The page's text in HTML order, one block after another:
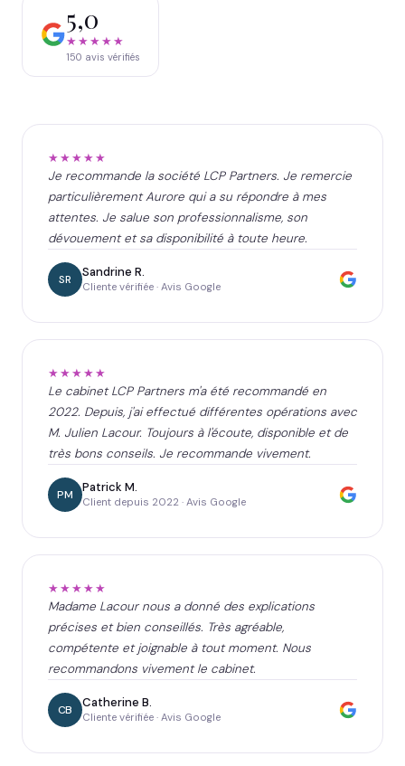
5,0
★★★★★
150 avis vérifiés
★★★★★
Je recommande la société LCP Partners. Je remercie
particulièrement Aurore qui a su répondre à mes
attentes. Je salue son professionnalisme, son
dévouement et sa disponibilité à toute heure.
SR Sandrine R.
Cliente vérifiée · Avis Google
★★★★★
Le cabinet LCP Partners m'a été recommandé en
2022. Depuis, j'ai effectué différentes opérations avec
M. Julien Lacour. Toujours à l'écoute, disponible et de
très bons conseils. Je recommande vivement.
PM Patrick M.
Client depuis 2022 · Avis Google
★★★★★
Madame Lacour nous a donné des explications
précises et bien conseillés. Très agréable,
compétente et joignable à tout moment. Nous
recommandons vivement le cabinet.
CB Catherine B.
Cliente vérifiée · Avis Google